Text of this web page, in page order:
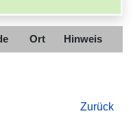
Ort Hinweis
Zurück